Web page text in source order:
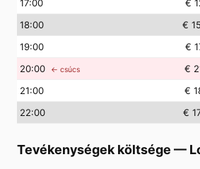
17:00 €
18:00 €
19:00 €
20:00 ← csúcs €
21:00 €
22:00 €
Tevékenységek költsége —